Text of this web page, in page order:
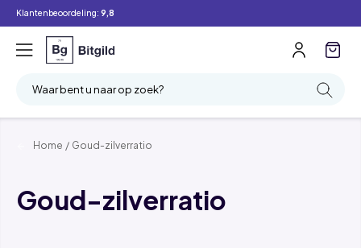
Klantenbeoordeling: 9,8
Waar bent u naar op zoek?
Home / Goud-zilverratio
Goud-zilverratio